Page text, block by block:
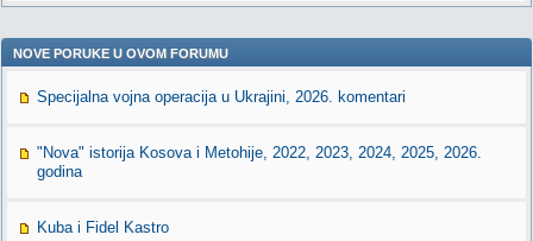
NOVE PORUKE U OVOM FORUMU
Specijalna vojna operacija u Ukrajini, 2026. komentari
"Nova" istorija Kosova i Metohije, 2022, 2023, 2024, 2025, 2026.
godina
Kuba i Fidel Kastro